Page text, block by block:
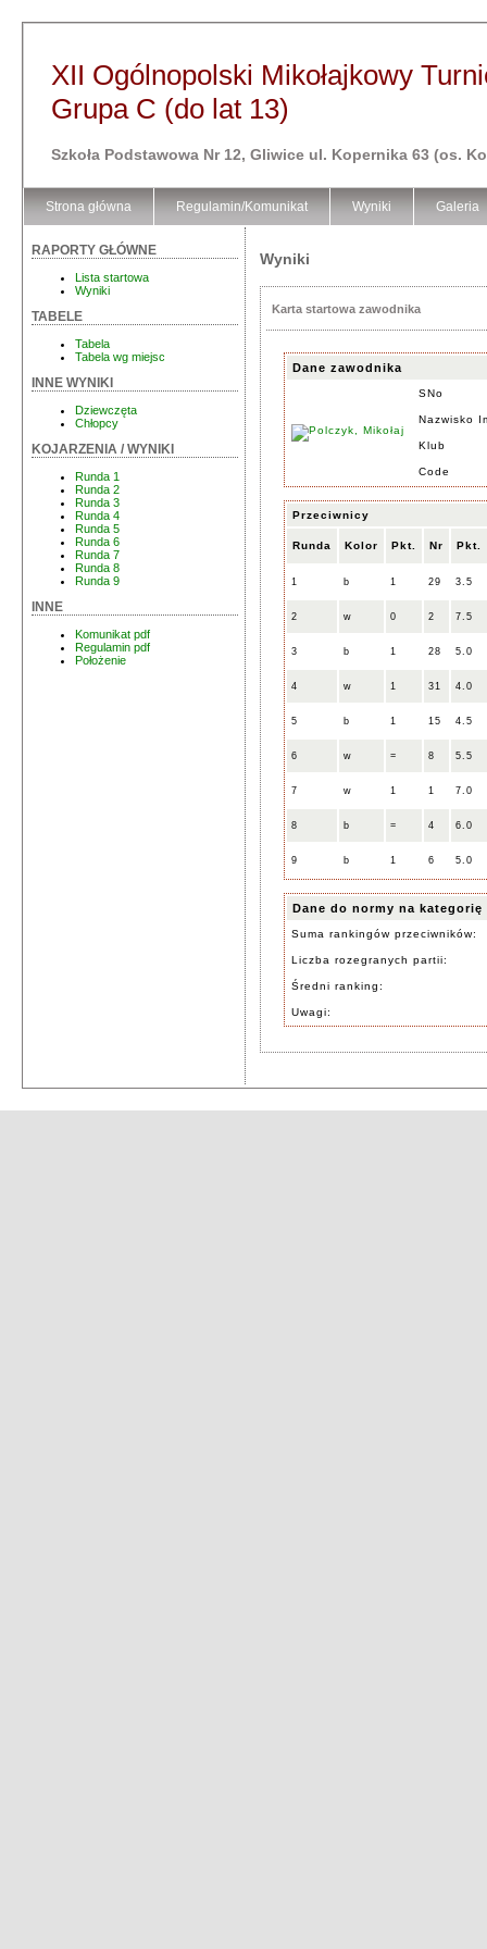
XII Ogólnopolski Mikołajkowy
Grupa C (do lat 13)
Szkoła Podstawowa Nr 12, Gliwice ul. Kopernika 63 (os.
Strona główna Regulamin/Komunikat Wyniki Galeria
RAPORTY GŁÓWNE
Lista startowa
Wyniki
TABELE
Tabela
Tabela wg miejsc
INNE WYNIKI
Dziewczęta
Chłopcy
KOJARZENIA / WYNIKI
Runda 1
Runda 2
Runda 3
Runda 4
Runda 5
Runda 6
Runda 7
Runda 8
Runda 9
INNE
Komunikat pdf
Regulamin pdf
Położenie
Wyniki
Karta startowa zawodnika
Dane zawodnika
SNo
Nazwisko
Klub
Code
Przeciwnicy
Runda Kolor Pkt. Nr Pkt.
1 b 1 29 3.5
2 w 0 2 7.5
3 b 1 28 5.0
4 w 1 31 4.0
5 b 1 15 4.5
6 w = 8 5.5
7 w 1 1 7.0
8 b = 4 6.0
9 b 1 6 5.0
Dane do normy na kategorię
Suma rankingów przeciwników:
Liczba rozegranych partii:
Średni ranking:
Uwagi: